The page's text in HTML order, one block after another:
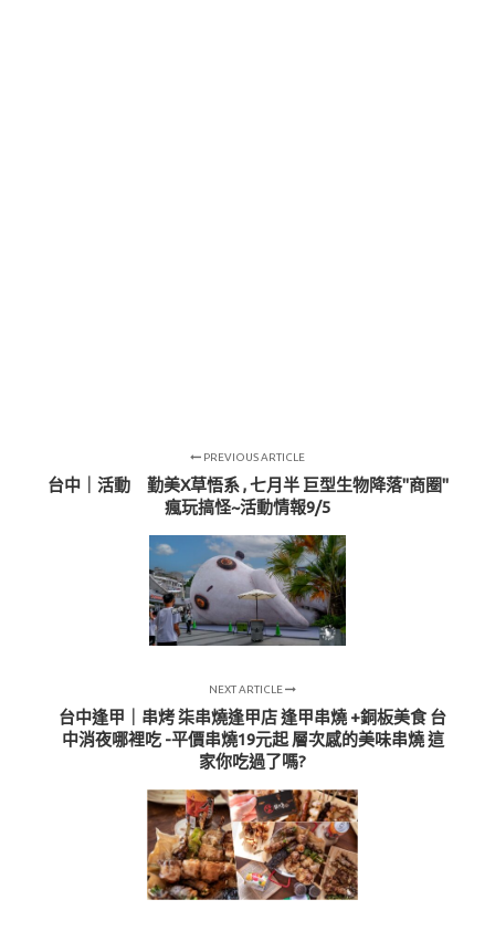
PREVIOUS ARTICLE
台中｜活動 勤美X草悟系 , 七月半 巨型生物降落"商圈"
瘋玩搞怪~活動情報9/5
NEXT ARTICLE
台中逢甲｜串烤 柒串燒逢甲店 逢甲串燒 +銅板美食 台
中消夜哪裡吃 -平價串燒19元起 層次感的美味串燒 這
家你吃過了嗎?